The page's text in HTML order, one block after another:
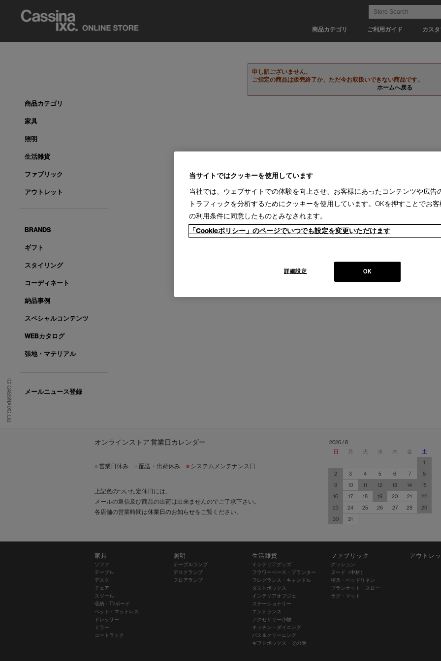
商品カテゴリ ご利用ガイド カス
(C) CASSINA IXC. Ltd.
申し訳ございません。
ご指定の商品は販売終了か、ただ今お取扱いできない商品です。
ホームへ戻る
商品カテゴリ
家具
照明
生活雑貨
ファブリック
アウトレット
BRANDS
ギフト
スタイリング
コーディネート
納品事例
スペシャルコンテンツ
WEBカタログ
張地・マテリアル
メールニュース登録
オンラインストア 営業日カレンダー
営業日休み 配送・出荷休み ■ システムメンテナンス日
上記色のついた定休日には、
メールの返信及び商品の出荷は出来ませんのでご了承下さい。
各店舗の営業時間は休業日のお知らせをご覧ください。
2026 / 8
日
月 火 水 木 金
土
1
2
3 4 5 6 7
8
9
10 11 12 13 14
15
16
17 18 19 20 21
22
23
24 25 26 27 28
29
30
31
家具
ソファ
テーブル
デスク
チェア
スツール
収納・TVボード
ベッド・マットレス
ドレッサー
ミラー
コートラック
照明
テーブルランプ
デスクランプ
フロアランプ
生活雑貨
インテリアグッズ
フラワーベース・プランター
フレグランス・キャンドル
ダストボックス
インテリアオブジェ
ステーショナリー
エントランス
アクセサリー小物
キッチン・ダイニング
バス＆クリーニング
ギフトボックス・その他
ファブリック
クッション
ヌード（中材）
寝具・ベッドリネン
ブランケット・スロー
ラグ・マット
アウトレ
当サイトではクッキーを使用しています
当社では、ウェブサイトでの体験を向上させ、お客様にあったコンテンツや広告
トラフィックを分析するためにクッキーを使用しています。OKを押すことでお
の利用条件に同意したものとみなされます。
「Cookieポリシー」のページでいつでも設定を変更いただけます
OK
詳細設定